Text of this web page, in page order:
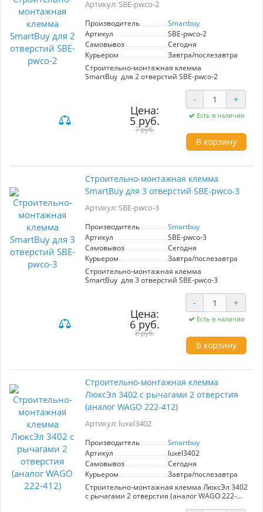
Артикул: SBE-pwco-2
Производитель
Smartbuy
Артикул
SBE-pwco-2
Самовывоз
Сегодня
Курьером
Завтра/послезавтра
Строительно-монтажная клемма
SmartBuy для 2 отверстий SBE-pwco-2
Цена:
5 руб.
7 руб.
- +
Есть в наличии
В корзину
Строительно-монтажная клемма
SmartBuy для 3 отверстий SBE-pwco-3
Артикул: SBE-pwco-3
Производитель
Smartbuy
Артикул
SBE-pwco-3
Самовывоз
Сегодня
Курьером
Завтра/послезавтра
Строительно-монтажная клемма
SmartBuy для 3 отверстий SBE-pwco-3
Цена:
6 руб.
8 руб.
- +
Есть в наличии
В корзину
Cтроительно-монтажная клемма
ЛюксЭл 3402 с рычагами 2 отверстия
(аналог WAGO 222-412)
Артикул: luxel3402
Производитель
Smartbuy
Артикул
luxel3402
Самовывоз
Сегодня
Курьером
Завтра/послезавтра
Cтроительно-монтажная клемма ЛюксЭл 3402
с рычагами 2 отверстия (аналог WAGO 222-